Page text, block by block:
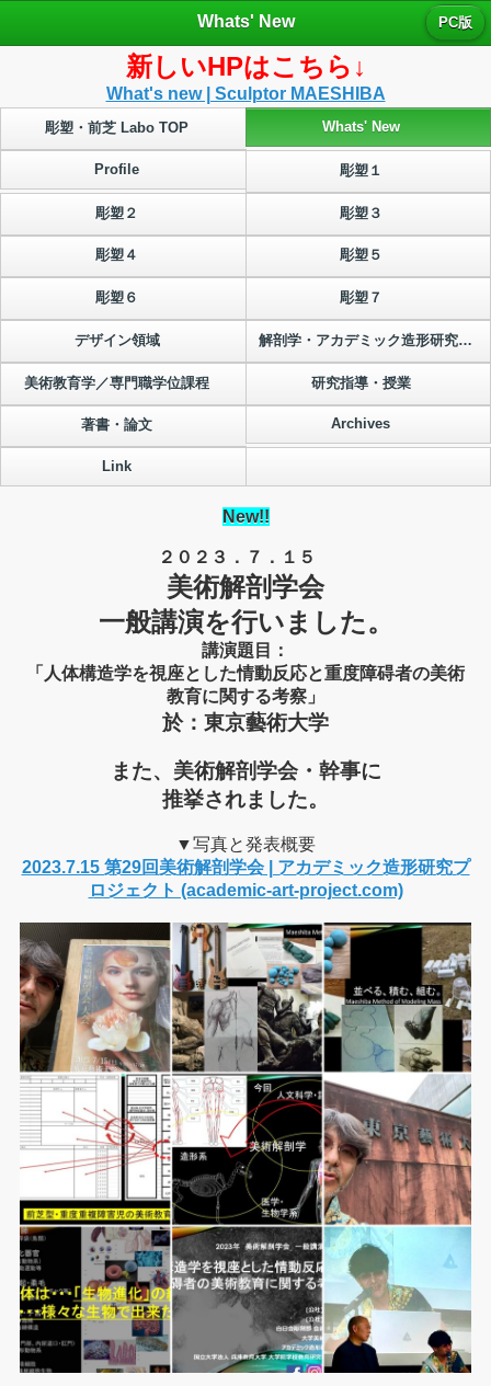
Whats' New PC版
新しいHPはこちら↓
What's new | Sculptor MAESHIBA
彫塑・前芝 Labo TOP Whats' New
Profile 彫塑１
彫塑２ 彫塑３
彫塑４ 彫塑５
彫塑６ 彫塑７
デザイン領域 解剖学・アカデミック造形研究プロジェクト
美術教育学／専門職学位課程 研究指導・授業
著書・論文 Archives
Link
New!!
２０２３．７．１５
美術解剖学会
一般講演を行いました。
講演題目：
「人体構造学を視座とした情動反応と重度障碍者の美術
教育に関する考察」
於：東京藝術大学
また、美術解剖学会・幹事に
推挙されました。
▼写真と発表概要
2023.7.15 第29回美術解剖学会 | アカデミック造形研究プ
ロジェクト (academic-art-project.com)